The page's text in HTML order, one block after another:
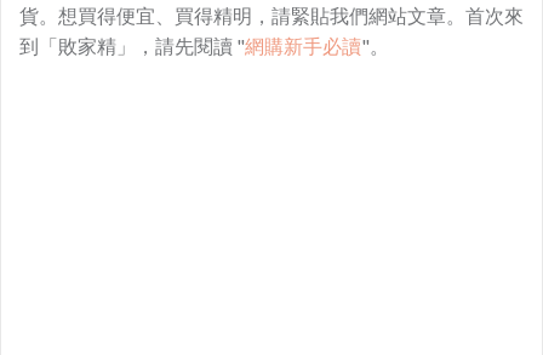
貨。想買得便宜、買得精明，請緊貼我們網站文章。首次來
到「敗家精」，請先閱讀 "網購新手必讀"。